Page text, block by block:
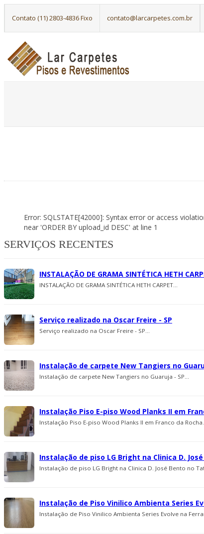
Contato (11) 2803-4836 Fixo contato@larcarpetes.com.br
Error: SQLSTATE[42000]: Syntax error or access
near 'ORDER BY upload_id DESC' at line 1
SERVIÇOS RECENTES
INSTALAÇÃO DE GRAMA SINTÉTICA HETH
INSTALAÇÃO DE GRAMA SINTÉTICA HETH CARPET...
Serviço realizado na Oscar Freire - SP
Serviço realizado na Oscar Freire - SP...
Instalação de carpete New Tangiers no
Instalação de carpete New Tangiers no Guaruja - SP...
Instalação Piso E-piso Wood Planks II em
Instalação Piso E-piso Wood Planks II em Franco da
Instalação de piso LG Bright na Clinica D.
Instalação de piso LG Bright na Clinica D. José Bento no
Instalação de Piso Vinilico Ambienta Series
Instalação de Piso Vinilico Ambienta Series Evolve na